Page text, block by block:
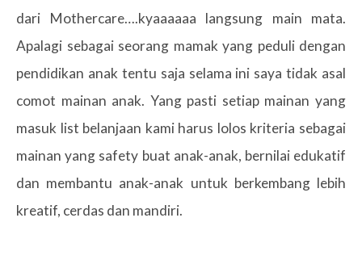
dari Mothercare….kyaaaaaa langsung main mata.
Apalagi sebagai seorang mamak yang peduli dengan
pendidikan anak tentu saja selama ini saya tidak asal
comot mainan anak. Yang pasti setiap mainan yang
masuk list belanjaan kami harus lolos kriteria sebagai
mainan yang safety buat anak-anak, bernilai edukatif
dan membantu anak-anak untuk berkembang lebih
kreatif, cerdas dan mandiri.